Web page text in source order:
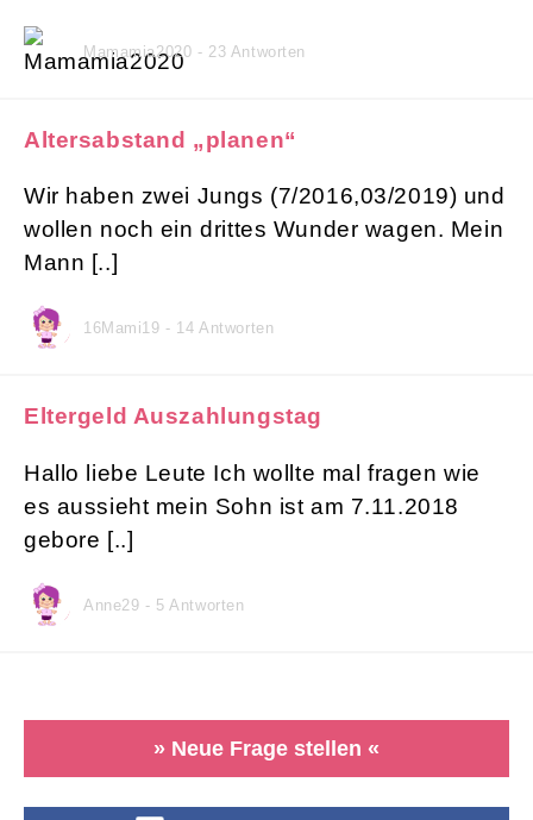
Mamamia2020 - 23 Antworten
Altersabstand „planen“
Wir haben zwei Jungs (7/2016,03/2019) und
wollen noch ein drittes Wunder wagen. Mein
Mann [..]
16Mami19 - 14 Antworten
Eltergeld Auszahlungstag
Hallo liebe Leute Ich wollte mal fragen wie
es aussieht mein Sohn ist am 7.11.2018
gebore [..]
Anne29 - 5 Antworten
» Neue Frage stellen «